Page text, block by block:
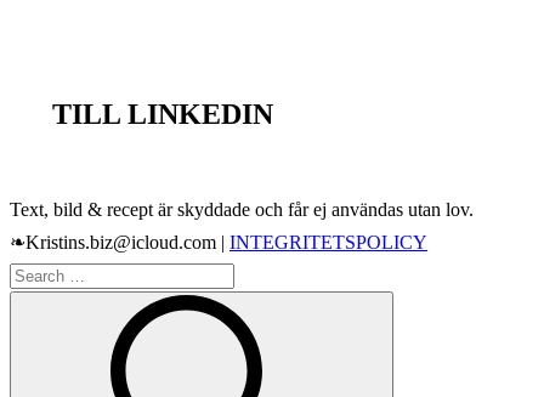
TILL LINKEDIN
Text, bild & recept är skyddade och får ej användas utan lov.
❧Kristins.biz@icloud.com | INTEGRITETSPOLICY
Search